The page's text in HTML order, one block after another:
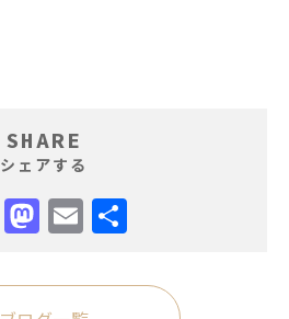
SHARE
シェアする
Facebook
Mastodon
Email